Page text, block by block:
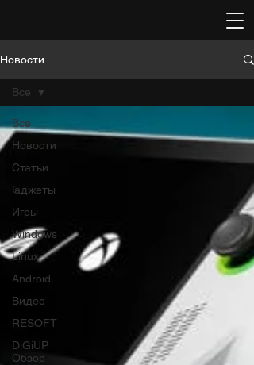
Новости
Все
Новости
Статьи
Гаджеты
Игры
Windows
Linux
Android
Видео
RESOFT
DiGiUP
Обзор
Все